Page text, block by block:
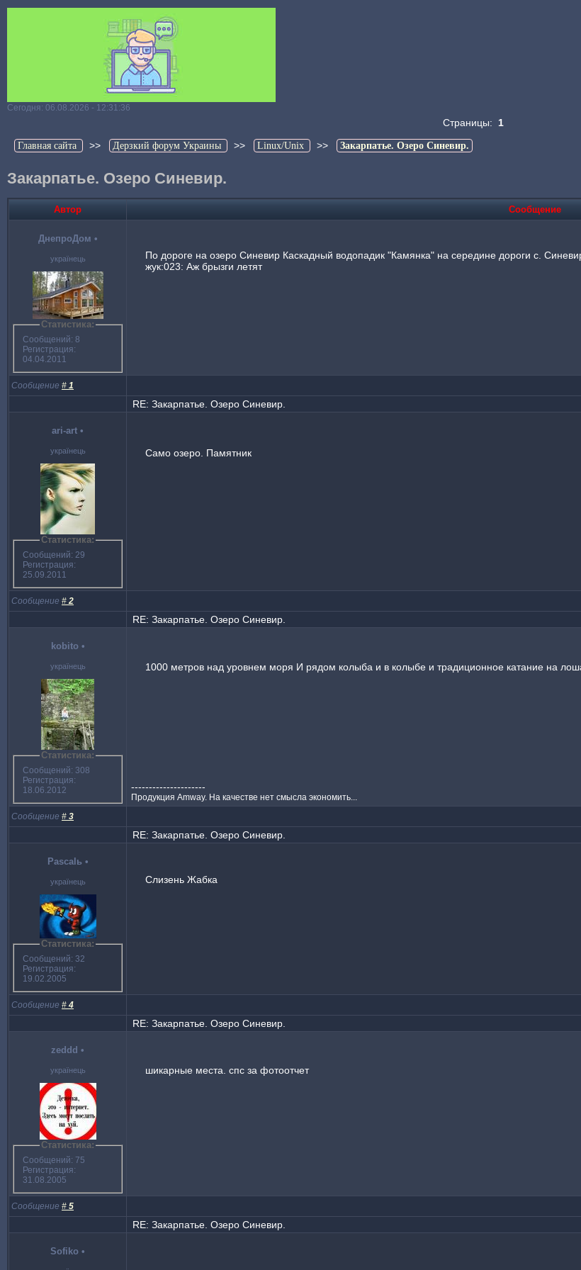
Сегодня: 06.08.2026 - 12:31:36
Страницы: 1
Главная сайта >> Дерзкий форум Украины >> Linux/Unix >> Закарпатье. Озеро Синевир.
Закарпатье. Озеро Синевир.
Автор Сообщение
ДнепроДом •
українець
Статистика:
Сообщений: 8
Регистрация:
04.04.2011
По дороге на озеро Синевир Каскадный водопадик "Камянка" на середине дороги с.
жук:023: Аж брызги летят
Сообщение # 1
RE: Закарпатье. Озеро Синевир.
ari-art •
українець
Статистика:
Сообщений: 29
Регистрация:
25.09.2011
Само озеро. Памятник
Сообщение # 2
RE: Закарпатье. Озеро Синевир.
kobito •
українець
Статистика:
Сообщений: 308
Регистрация:
18.06.2012
1000 метров над уровнем моря И рядом колыба и в колыбе и традиционное катание на
---------------------
Продукция Amway. На качестве нет смысла экономить...
Сообщение # 3
RE: Закарпатье. Озеро Синевир.
Pascalь •
українець
Статистика:
Сообщений: 32
Регистрация:
19.02.2005
Слизень Жабка
Сообщение # 4
RE: Закарпатье. Озеро Синевир.
zeddd •
українець
Статистика:
Сообщений: 75
Регистрация:
31.08.2005
шикарные места. спс за фотоотчет
Сообщение # 5
RE: Закарпатье. Озеро Синевир.
Sofiko •